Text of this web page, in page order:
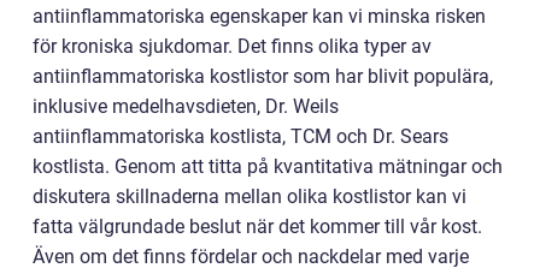
antiinflammatoriska egenskaper kan vi minska risken
för kroniska sjukdomar. Det finns olika typer av
antiinflammatoriska kostlistor som har blivit populära,
inklusive medelhavsdieten, Dr. Weils
antiinflammatoriska kostlista, TCM och Dr. Sears
kostlista. Genom att titta på kvantitativa mätningar och
diskutera skillnaderna mellan olika kostlistor kan vi
fatta välgrundade beslut när det kommer till vår kost.
Även om det finns fördelar och nackdelar med varje